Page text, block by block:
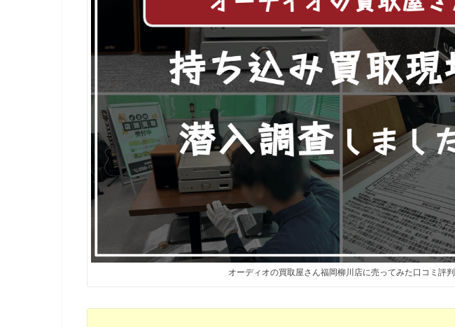
オーディオの買取屋さん福岡柳川店に売ってみた口コミ評判